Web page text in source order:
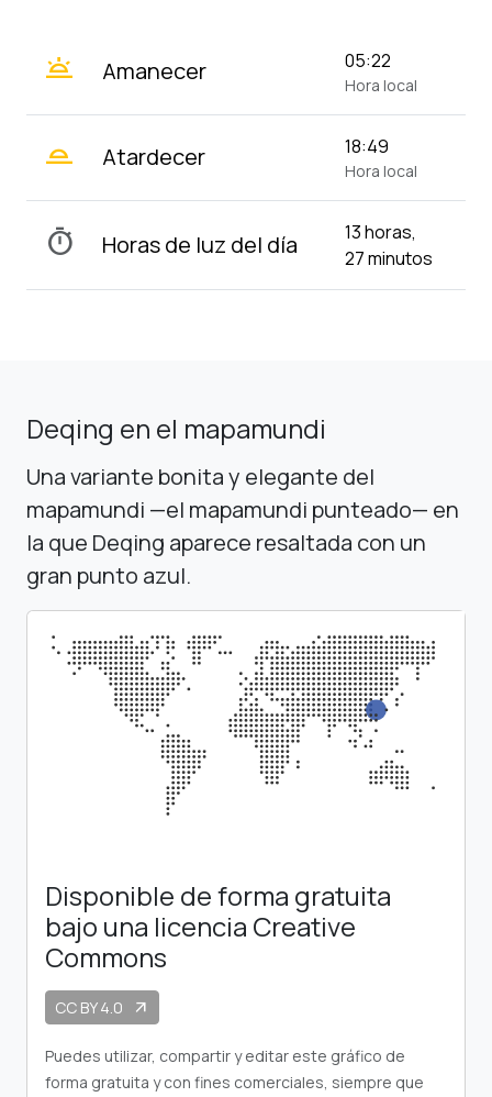
wb_twilight Amanecer 05:22
Hora local
wb_twilight_2 Atardecer 18:49
Hora local
timer Horas de luz del día
13 horas,
27 minutos
Deqing en el mapamundi
Una variante bonita y elegante del
mapamundi —el mapamundi punteado— en
la que Deqing aparece resaltada con un
gran punto azul.
Disponible de forma gratuita
bajo una licencia Creative
Commons
CC BY 4.0 arrow_outward
Puedes utilizar, compartir y editar este gráfico de
forma gratuita y con fines comerciales, siempre que